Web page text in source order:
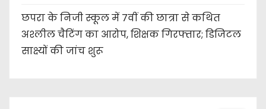
छपरा के निजी स्कूल में 7वीं की छात्रा से कथित
अश्लील चैटिंग का आरोप, शिक्षक गिरफ्तार; डिजिटल
साक्ष्यों की जांच शुरू